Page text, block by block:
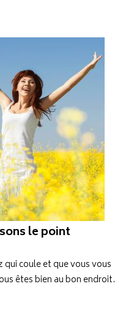
le point
qui coule et que vous vous
êtes bien au bon endroit.